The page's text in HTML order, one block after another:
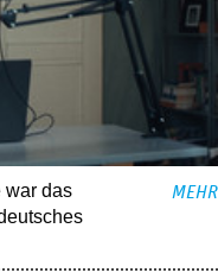
war das
MEHR